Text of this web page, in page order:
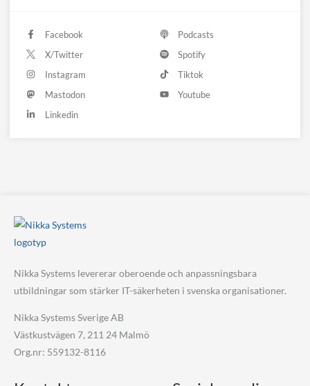
Facebook
X/Twitter
Instagram
Mastodon
Linkedin
Podcasts
Spotify
Tiktok
Youtube
Nikka Systems levererar oberoende och anpassningsbara
utbildningar som stärker IT-säkerheten i svenska organisationer.
Nikka Systems Sverige AB
Västkustvägen 7, 211 24 Malmö
Org.nr: 559132-8116